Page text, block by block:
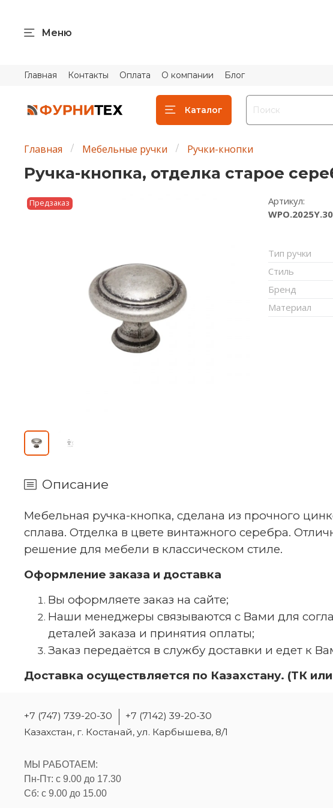
Меню
Главная Контакты Оплата О компании Блог
Каталог
Главная Мебельные ручки Ручки-кнопки
Ручка-кнопка, отделка старое
Предзаказ
Артикул:
Тип ручки
Стиль
Бренд
Материал
Описание
Мебельная ручка-кнопка, сделана из прочного
сплава. Отделка в цвете винтажного серебра.
решение для мебели в классическом стиле.
Оформление заказа и доставка
Вы оформляете заказ на сайте;
Наши менеджеры связываются с Вами для
деталей заказа и принятия оплаты;
Заказ передаётся в службу доставки и едет к
Доставка осуществляется по Казахстану. (ТК
+7 (747) 739-20-30
+7 (7142) 39-20-30
Казахстан, г. Костанай, ул. Карбышева, 8/1
МЫ РАБОТАЕМ:
Пн-Пт: с 9.00 до 17.30
Сб: с 9.00 до 15.00